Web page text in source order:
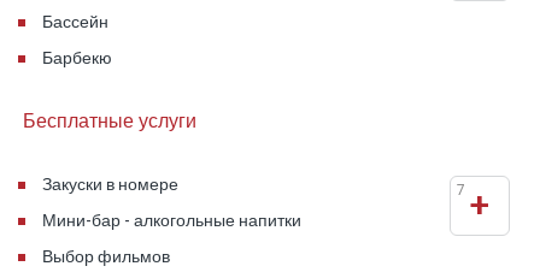
Бассейн
Барбекю
Бесплатные услуги
Закуски в номере
Мини-бар - алкогольные напитки
Выбор фильмов
+
7